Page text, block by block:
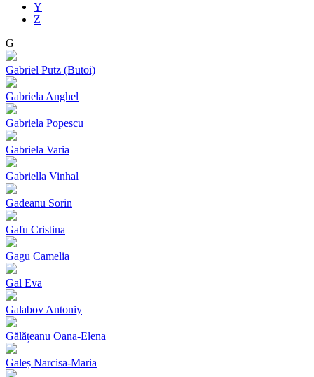
Y
Z
G
Gabriel Putz (Butoi)
Gabriela Anghel
Gabriela Popescu
Gabriela Varia
Gabriella Vinhal
Gadeanu Sorin
Gafu Cristina
Gagu Camelia
Gal Eva
Galabov Antoniy
Gălățeanu Oana-Elena
Galeș Narcisa-Maria